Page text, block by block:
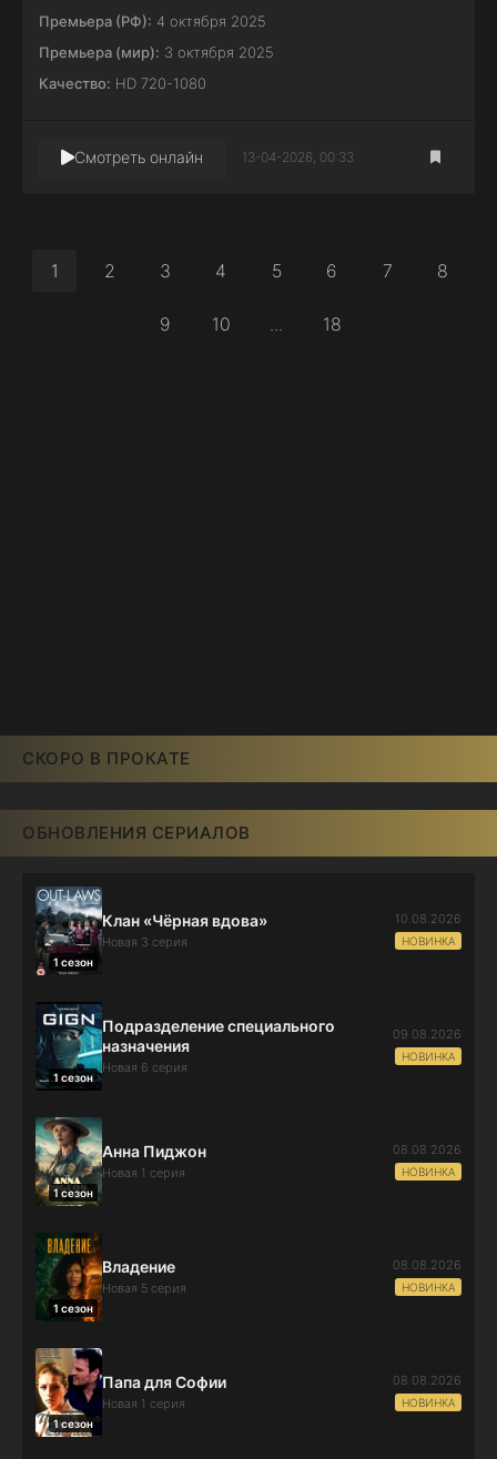
СКОРО В ПРОКАТЕ
ОБНОВЛЕНИЯ СЕРИАЛОВ
1 сезон
Клан «Чёрная вдова»
Новая 3 серия
10.08.2026
НОВИНКА
1 сезон
Подразделение специального
назначения
Новая 6 серия
09.08.2026
НОВИНКА
1 сезон
Анна Пиджон
Новая 1 серия
08.08.2026
НОВИНКА
1 сезон
Владение
Новая 5 серия
08.08.2026
НОВИНКА
1 сезон
Папа для Софии
Новая 1 серия
08.08.2026
НОВИНКА
Премьера (РФ): 4 октября 2025
Премьера (мир): 3 октября 2025
Качество: HD 720-1080
Смотреть онлайн 13-04-2026, 00:33
1 2 3 4 5 6 7 8
9 10 18